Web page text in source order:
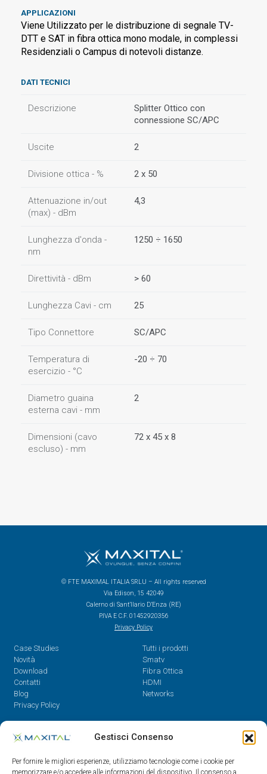
Gestisci Consenso
Per fornire le migliori esperienze, utilizziamo tecnologie come i cookie per
memorizzare e/o accedere alle informazioni del dispositivo. Il consenso a
APPLICAZIONI
Viene Utilizzato per le distribuzione di segnale TV-
DTT e SAT in fibra ottica mono modale, in complessi
Residenziali o Campus di notevoli distanze.
DATI TECNICI
Descrizione
Splitter Ottico con
connessione SC/APC
Uscite 2
Divisione ottica - % 2 x 50
Attenuazione in/out
(max) - dBm
4,3
Lunghezza d'onda -
nm
1250 ÷ 1650
Direttività - dBm > 60
Lunghezza Cavi - cm 25
Tipo Connettore SC/APC
Temperatura di
esercizio - °C
-20 ÷ 70
Diametro guaina
esterna cavi - mm
2
Dimensioni (cavo
escluso) - mm
72 x 45 x 8
© FTE MAXIMAL ITALIA SRLU – All rights reserved
Via Edison, 15 42049
Calerno di Sant’Ilario D’Enza (RE)
P.IVA E C.F. 01452920356
Privacy Policy
Case Studies
Novità
Download
Contatti
Blog
Privacy Policy
Tutti i prodotti
Smatv
Fibra Ottica
HDMI
Networks
Contatti
08.30 - 12.30 / 14 - 18